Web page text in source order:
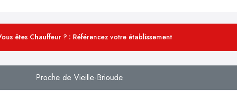
êtes Chauffeur ? : Référencez votre établissement
Proche de Vieille-Brioude